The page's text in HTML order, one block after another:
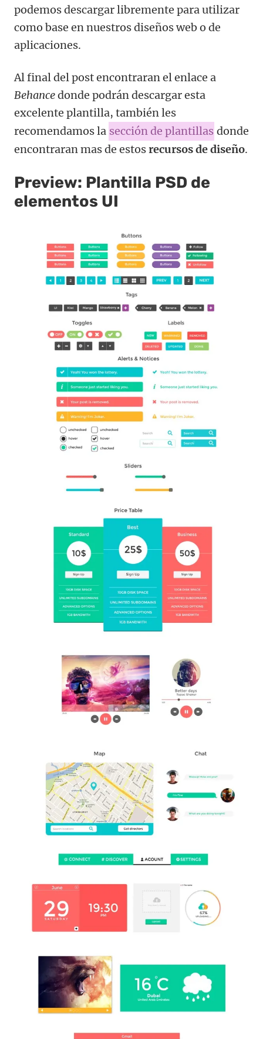
podemos descargar libremente para utilizar
como base en nuestros diseños web o de
aplicaciones.
Al final del post encontraran el enlace a
Behancedonde podrán descargar esta
excelente plantilla, también les
recomendamos la sección de plantillas donde
encontraran mas de estosrecursos de diseño.
Preview: Plantilla PSD de
elementos UI